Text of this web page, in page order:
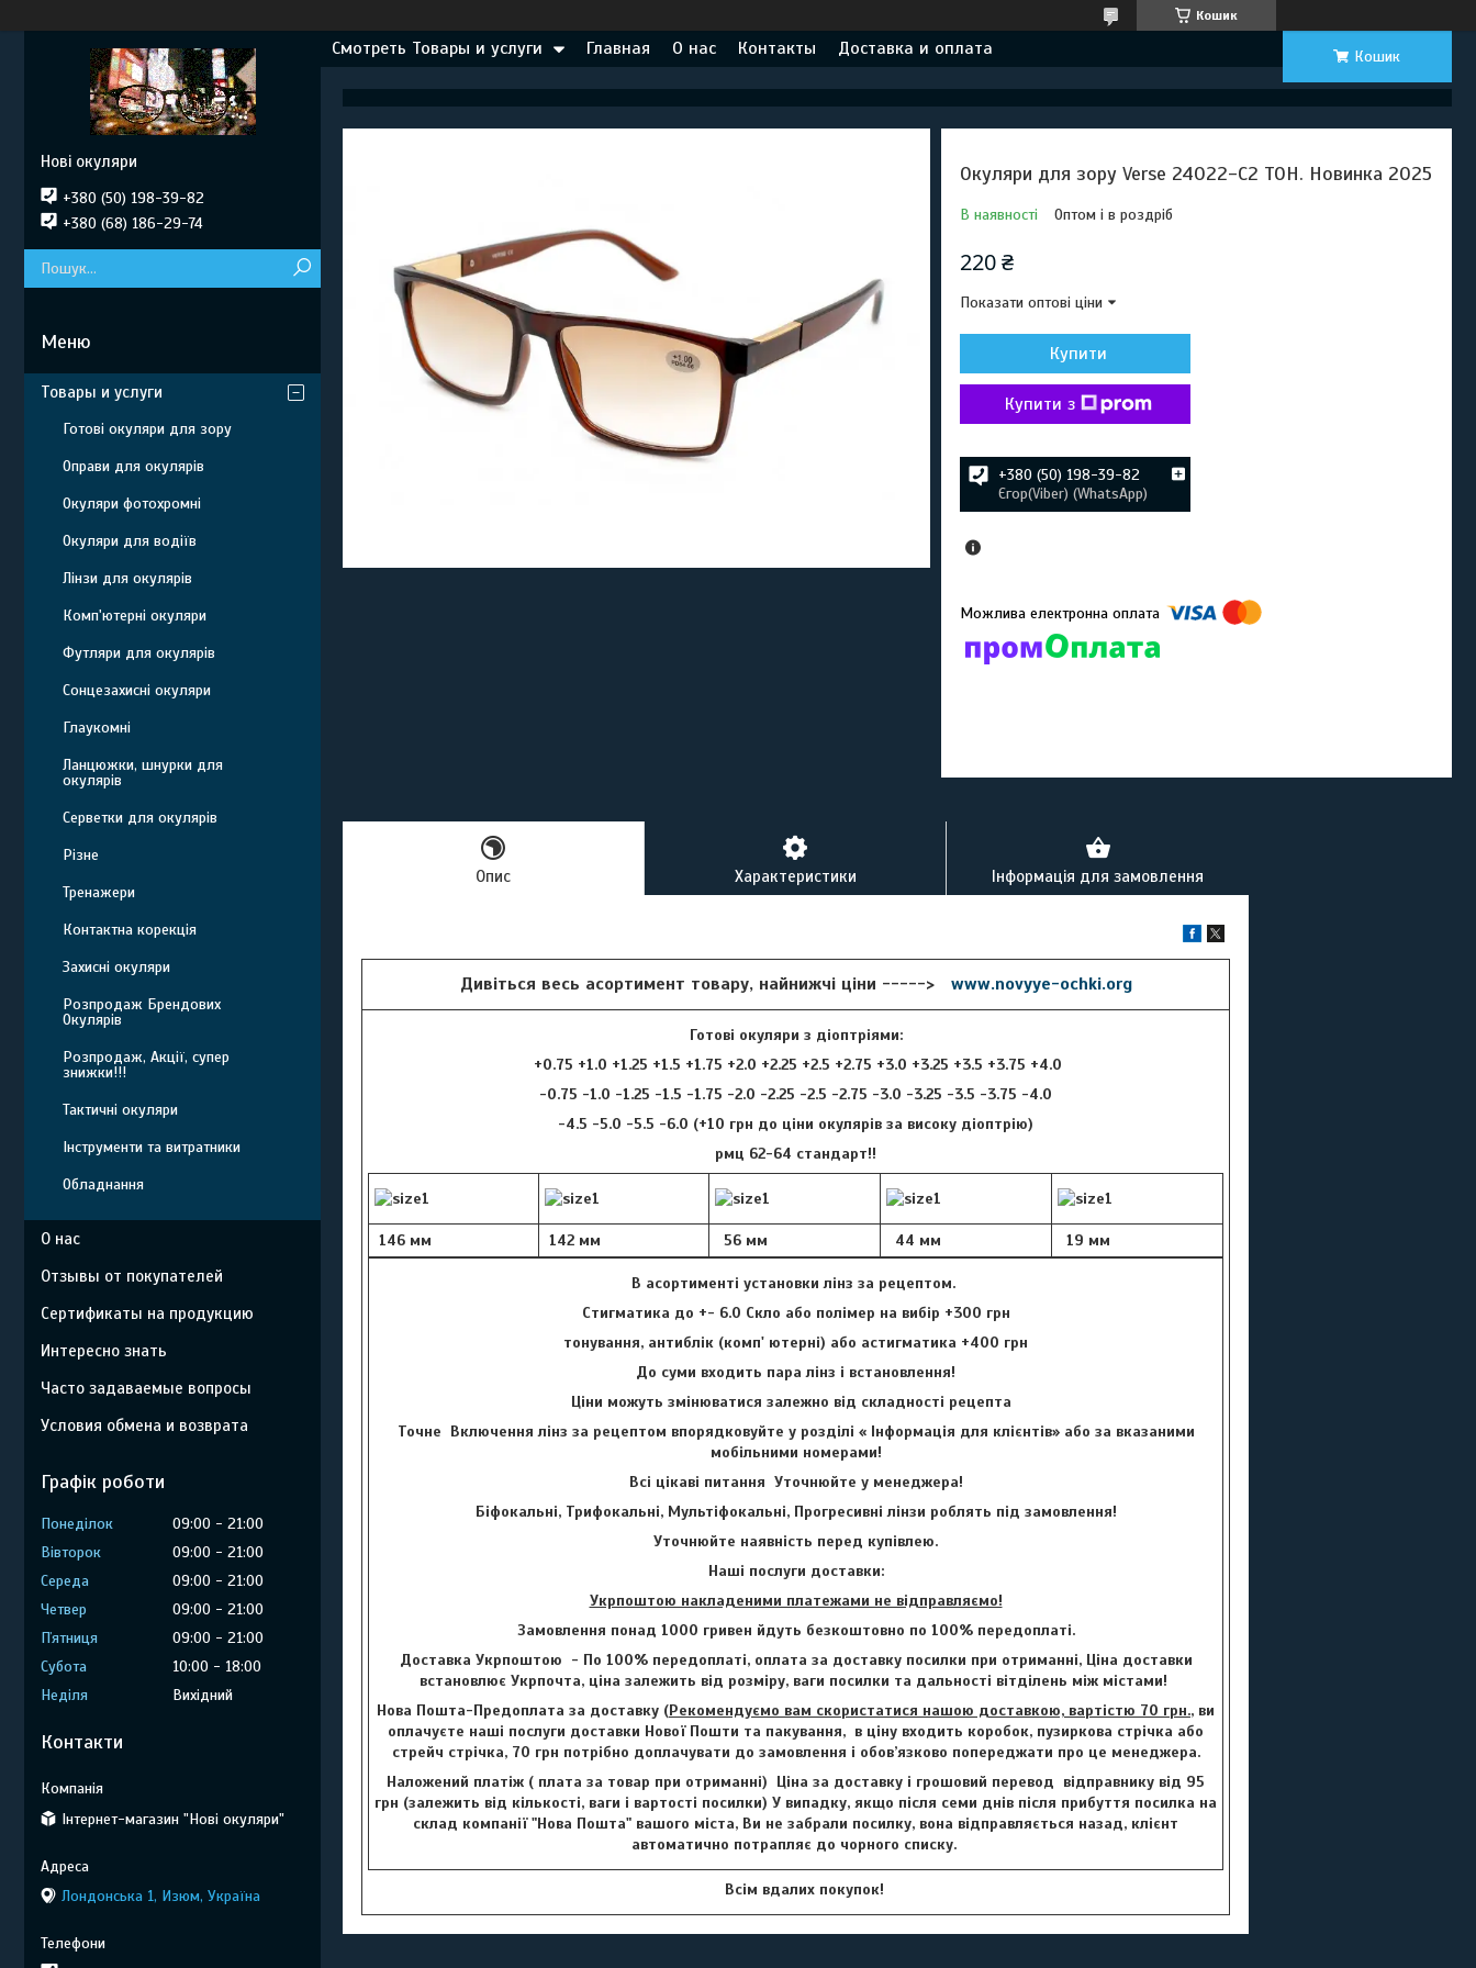
Кошик
Смотреть Товары и услуги Главная О нас Контакты Доставка и оплата Кошик
Окуляри для зору Verse 24022-C2 ТОН. Новинка 2025
В наявності Оптом і в роздріб
220 ₴
Показати оптові ціни
Купити
Купити з
+380 (50) 198-39-82
Єгор(Viber) (WhatsApp)
Опис Характеристики Інформація для замовлення
Дивіться весь асортимент товару, найнижчі ціни -----> www.novyye-ochki.org
Готові окуляри з діоптріями:
+0.75 +1.0 +1.25 +1.5 +1.75 +2.0 +2.25 +2.5 +2.75 +3.0 +3.25 +3.5 +3.75 +4.0
-0.75 -1.0 -1.25 -1.5 -1.75 -2.0 -2.25 -2.5 -2.75 -3.0 -3.25 -3.5 -3.75 -4.0
-4.5 -5.0 -5.5 -6.0 (+10 грн до ціни окулярів за високу діоптрію)
рмц 62-64 стандарт!!
146 мм 142 мм 56 мм 44 мм 19 мм
В асортименті установки лінз за рецептом.
Стигматика до +- 6.0 Скло або полімер на вибір +300 грн
тонування, антиблік (комп' ютерні) або астигматика +400 грн
До суми входить пара лінз і встановлення!
Ціни можуть змінюватися залежно від складності рецепта
Точне Включення лінз за рецептом впорядковуйте у розділі « Інформація для клієнтів» або за вказаними
мобільними номерами!
Всі цікаві питання Уточнюйте у менеджера!
Біфокальні, Трифокальні, Мультіфокальні, Прогресивні лінзи роблять під замовлення!
Уточнюйте наявність перед купівлею.
Наші послуги доставки:
Укрпоштою накладеними платежами не відправляємо!
Замовлення понад 1000 гривен йдуть безкоштовно по 100% передоплаті.
Доставка Укрпоштою - По 100% передоплаті, оплата за доставку посилки при отриманні, Ціна доставки
встановлює Укрпочта, ціна залежить від розміру, ваги посилки та дальності вітділень між містами!
Нова Пошта-Предоплата за доставку (Рекомендуємо вам скористатися нашою доставкою, вартістю 70 грн., ви
оплачуєте наші послуги доставки Нової Пошти та пакування, в ціну входить коробок, пузиркова стрічка або
стрейч стрічка, 70 грн потрібно доплачувати до замовлення і обов’язково попереджати про це менеджера.
Наложений платіж ( плата за товар при отриманні) Ціна за доставку і грошовий перевод відправнику від 95
грн (залежить від кількості, ваги і вартості посилки) У випадку, якщо після семи днів після прибуття посилка на
склад компанії "Нова Пошта" вашого міста, Ви не забрали посилку, вона відправляється назад, клієнт
автоматично потрапляє до чорного списку.
Всім вдалих покупок!
Нові окуляри
+380 (50) 198-39-82
+380 (68) 186-29-74
Товары и услуги
Готові окуляри для зору
Оправи для окулярів
Окуляри фотохромні
Окуляри для водіїв
Лінзи для окулярів
Комп'ютерні окуляри
Футляри для окулярів
Сонцезахисні окуляри
Глаукомні
Ланцюжки, шнурки для
окулярів
Серветки для окулярів
Різне
Тренажери
Контактна корекція
Захисні окуляри
Розпродаж Брендових
Окулярів
Розпродаж, Акції, супер
знижки!!!
Тактичні окуляри
Інструменти та витратники
Обладнання
О нас
Отзывы от покупателей
Сертификаты на продукцию
Интересно знать
Часто задаваемые вопросы
Условия обмена и возврата
Графік роботи
Понеділок 09:00
21:00
Вівторок
09:00
21:00
Середа
09:00
21:00
Четвер
09:00
21:00
Пʼятниця
09:00
21:00
Субота
10:00
18:00
Неділя
Вихідний
Контакти
Інтернет-магазин "Нові окуляри"
Лондонська 1, Изюм, Україна